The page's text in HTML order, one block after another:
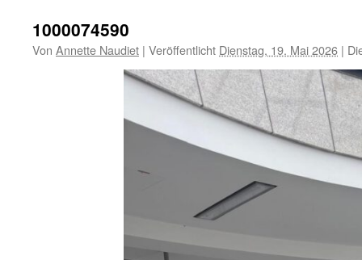
1000074590
Von Annette Naudiet | Veröffentlicht Dienstag, 19. Mai 2026 |